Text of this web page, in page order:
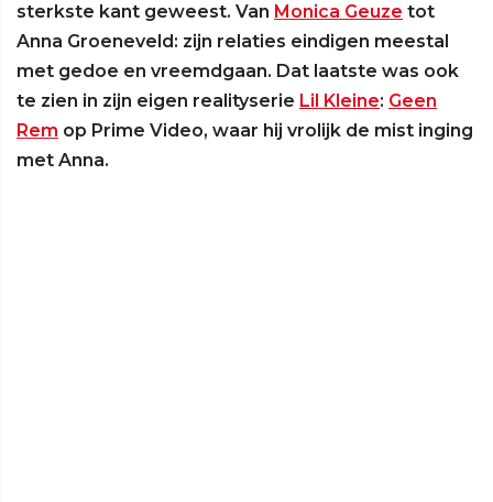
sterkste kant geweest. Van Monica Geuze tot
Anna Groeneveld: zijn relaties eindigen meestal
met gedoe en vreemdgaan. Dat laatste was ook
te zien in zijn eigen realityserie Lil Kleine: Geen
Rem op Prime Video, waar hij vrolijk de mist inging
met Anna.